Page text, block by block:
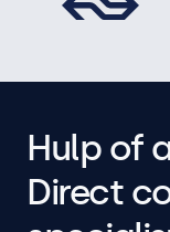
Hulp of
Direct